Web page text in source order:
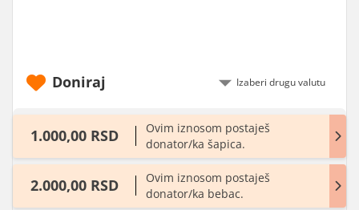
Doniraj
1.000,00 RSD
Ovim iznosom postaješ
donator/ka šapica.
2.000,00 RSD
Ovim iznosom postaješ
donator/ka bebac.